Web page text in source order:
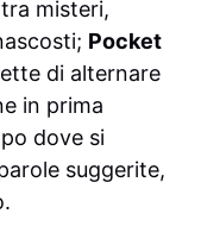
misteri,
Pocket
di alternare
in prima
dove si
suggerite,